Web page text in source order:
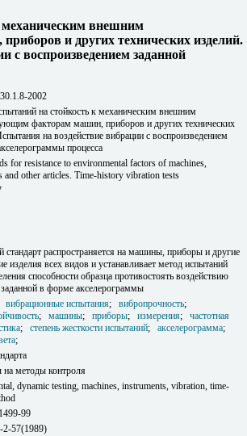
внешним
и других технических изделий.
с воспроизведением заданной
2002
на стойкость к механическим внешним
факторам машин, приборов и других технических
на воздействие вибрации с воспроизведением
процесса
for resistance to environmental factors of machines,
and other articles. Time-history vibration tests
стандарт распространяется на машины, приборы и другие
изделия всех видов и устанавливает метод испытаний
способности образца противостоять воздействию
в форме акселерограммы
вибрационные испытания; вибропрочность;
; машины; приборы; измерения; частотная
; степень жесткости испытаний; акселерограмма;
;
на методы контроля
dynamic testing, machines, instruments, vibration, time-
99
2-57(1989)